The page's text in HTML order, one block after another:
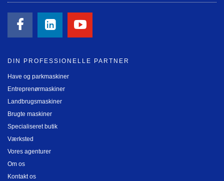
DIN PROFESSIONELLE PARTNER
Have og parkmaskiner
Entreprenørmaskiner
Landbrugsmaskiner
Brugte maskiner
Specialiseret butik
Værksted
Vores agenturer
Om os
Kontakt os